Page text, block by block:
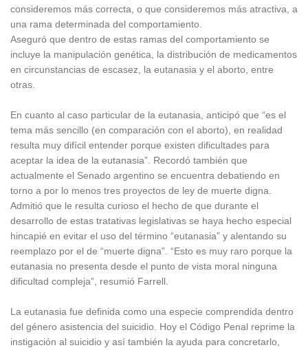
consideremos más correcta, o que consideremos más atractiva, a
una rama determinada del comportamiento.
Aseguró que dentro de estas ramas del comportamiento se
incluye la manipulación genética, la distribución de medicamentos
en circunstancias de escasez, la eutanasia y el aborto, entre
otras.
En cuanto al caso particular de la eutanasia, anticipó que “es el
tema más sencillo (en comparación con el aborto), en realidad
resulta muy difícil entender porque existen dificultades para
aceptar la idea de la eutanasia”. Recordó también que
actualmente el Senado argentino se encuentra debatiendo en
torno a por lo menos tres proyectos de ley de muerte digna.
Admitió que le resulta curioso el hecho de que durante el
desarrollo de estas tratativas legislativas se haya hecho especial
hincapié en evitar el uso del término “eutanasia” y alentando su
reemplazo por el de “muerte digna”. “Esto es muy raro porque la
eutanasia no presenta desde el punto de vista moral ninguna
dificultad compleja”, resumió Farrell.
La eutanasia fue definida como una especie comprendida dentro
del género asistencia del suicidio. Hoy el Código Penal reprime la
instigación al suicidio y así también la ayuda para concretarlo,